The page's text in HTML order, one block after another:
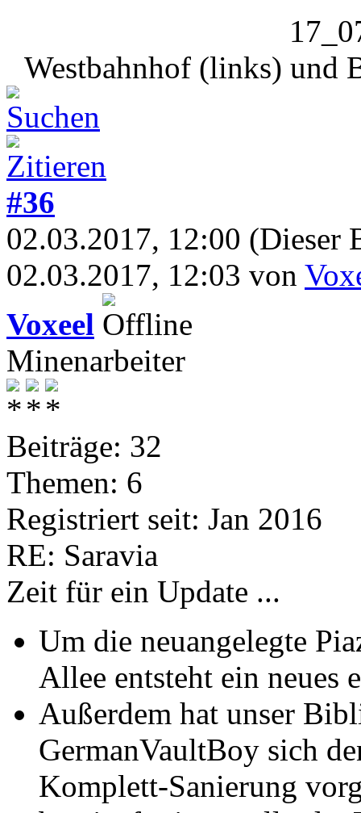
Westbahnhof (links) und
#36
02.03.2017, 12:00 (Dieser
02.03.2017, 12:03 von
Voxeel
Minenarbeiter
Beiträge: 32
Themen: 6
Registriert seit: Jan 2016
RE: Saravia
Zeit für ein Update ...
Um die neuangelegte
Allee entsteht ein neues
Außerdem hat unser
GermanVaultBoy sich
Komplett-Sanierung